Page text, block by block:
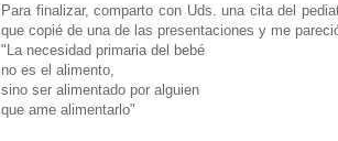
Para finalizar, comparto con Uds. una cita del
que copié de una de las presentaciones y me
"La necesidad primaria del bebé
no es el alimento,
sino ser alimentado por alguien
que ame alimentarlo"